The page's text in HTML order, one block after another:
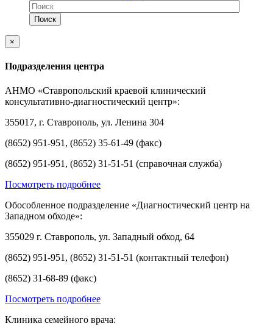
×
Подразделения центра
АНМО «Ставропольский краевой клинический
консультативно-диагностический центр»:
355017, г. Ставрополь, ул. Ленина 304
(8652) 951-951, (8652) 35-61-49 (факс)
(8652) 951-951, (8652) 31-51-51 (справочная служба)
Посмотреть подробнее
Обособленное подразделение «Диагностический центр на
Западном обходе»:
355029 г. Ставрополь, ул. Западный обход, 64
(8652) 951-951, (8652) 31-51-51 (контактный телефон)
(8652) 31-68-89 (факс)
Посмотреть подробнее
Клиника семейного врача: